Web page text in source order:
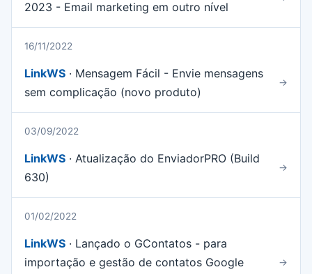
2023 - Email marketing em outro nível
16/11/2022
LinkWS · Mensagem Fácil - Envie mensagens
sem complicação (novo produto)
→
03/09/2022
LinkWS · Atualização do EnviadorPRO (Build
630)
→
01/02/2022
LinkWS · Lançado o GContatos - para
importação e gestão de contatos Google
→